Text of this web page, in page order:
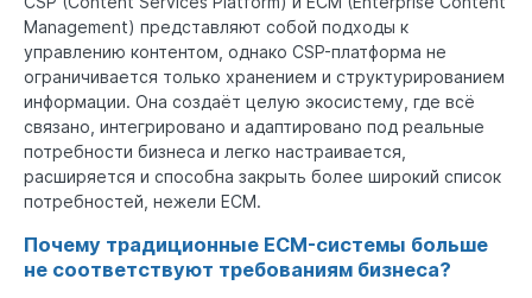
Management) представляют собой подходы к
управлению контентом, однако CSP-платформа не
ограничивается только хранением и структурированием
информации. Она создаёт целую экосистему, где всё
связано, интегрировано и адаптировано под реальные
потребности бизнеса и легко настраивается,
расширяется и способна закрыть более широкий список
потребностей, нежели ECM.
Почему традиционные ECM-системы больше
не соответствуют требованиям бизнеса?